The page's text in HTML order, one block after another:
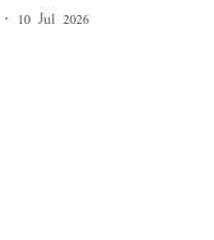
10 Jul 2026